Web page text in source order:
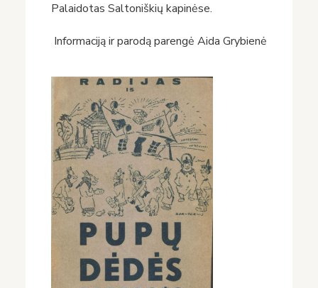
Palaidotas Saltoniškių kapinėse.
Informaciją ir parodą parengė Aida Grybienė